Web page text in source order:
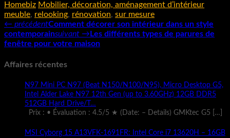
Homebiz Mobilier, décoration, aménagement d’intérieur
meuble, relooking, rénovation, sur mesure
← précédentComment décorer son intérieur dans un style
contemporainsuivant → Les différents types de parures de
fenêtre pour votre maison
Affaires récentes
N97 Mini PC N97 (Beat N150/N100/N95), Micro Desktop G5,
Intel Alder Lake N97 12th Gen (up to 3.60GHz) 12GB DDR5
512GB Hard Drive/T…
Prix : • Évaluation : 4.5/5 ★ (Date: – Details) GMKtec G5
[…]
MSI Cyborg 15 A13VFK-1691FR: Intel Core i7 13620H – 16GB